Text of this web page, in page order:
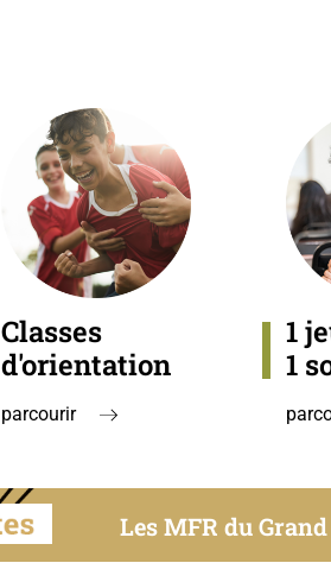
Classes
d'orientation
parcourir
1
1
Les MFR du